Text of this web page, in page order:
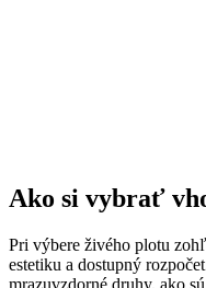
Ako si vybrať
Pri výbere živého plotu
estetiku a dostupný
mrazuvzdorné druhy, ako